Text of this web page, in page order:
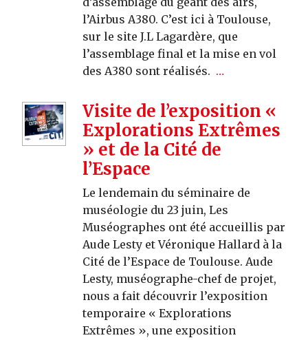
l’Airbus A380. C’est ici à Toulouse,
sur le site J.L Lagardère, que
l’assemblage final et la mise en vol
des A380 sont réalisés. …
Visite de l’exposition «
Explorations Extrêmes
» et de la Cité de
l’Espace
Le lendemain du séminaire de
muséologie du 23 juin, Les
Muséographes ont été accueillis par
Aude Lesty et Véronique Hallard à la
Cité de l’Espace de Toulouse. Aude
Lesty, muséographe-chef de projet,
nous a fait découvrir l’exposition
temporaire « Explorations
Extrêmes », une exposition